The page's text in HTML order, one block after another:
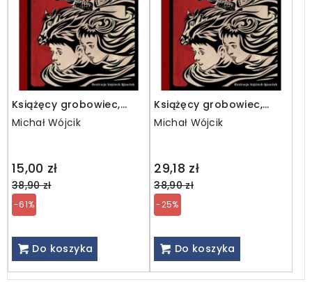
Książęcy grobowiec,
czyli Olaf i Lena na
tropie / wyprzedaż
Michał Wójcik
15,00 zł
Regular
price
38,90 zł
-61%
Do koszyka
Książęcy grobowiec,
czyli Olaf i Lena na
tropie
Michał Wójcik
29,18 zł
Regular
price
38,90 zł
-25%
Do koszyka